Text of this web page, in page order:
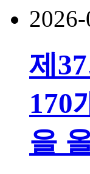
제
170
을